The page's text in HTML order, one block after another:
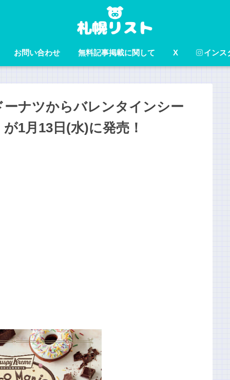
お問い合わせ 無料記事掲載に関して X インス
ナツからバレンタインシー
1月13日(水)に発売！